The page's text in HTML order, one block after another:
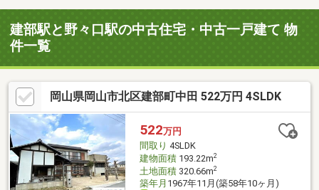
建部駅と野々口駅の中古住宅・中古一戸建て 物
件一覧
岡山県岡山市北区建部町中田 522万円 4SLDK
522万円
間取り 4SLDK
建物面積193.22m2
土地面積320.66m2
築年月 1967年11月(築58年10ヶ月)